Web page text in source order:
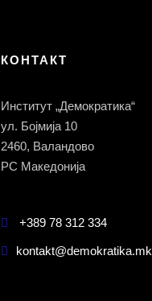
КОНТАКТ
Институт „Демократика“
ул. Бојмија 10
2460, Валандово
РС Македонија
+389 78 312 334
kontakt@demokratika.mk